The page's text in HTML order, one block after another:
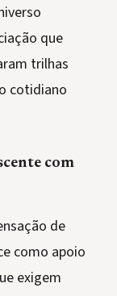
que
trilhas
cotidiano
com
de
como apoio
exigem